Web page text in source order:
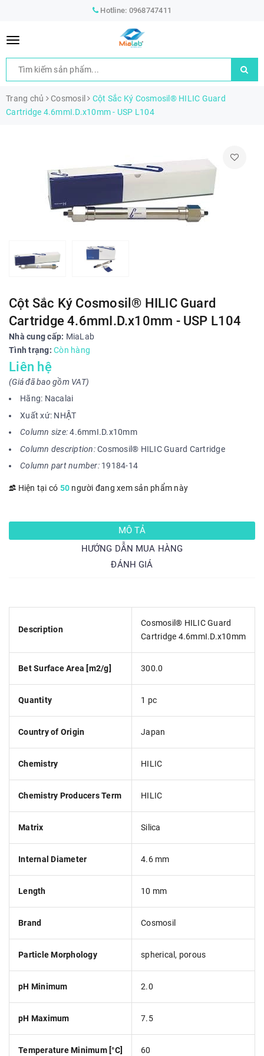
Hotline: 0968747411
Trang chủ Cosmosil
Cột Sắc Ký Cosmosil® HILIC Guard
Cartridge 4.6mmI.D.x10mm - USP L104
Cột Sắc Ký Cosmosil® HILIC Guard
Cartridge 4.6mmI.D.x10mm - USP L104
Nhà cung cấp: MiaLab
Tình trạng: Còn hàng
Liên hệ
(Giá đã bao gồm VAT)
Hãng: Nacalai
Xuất xứ: NHẬT
Column size:4.6mmI.D.x10mm
Column description:Cosmosil® HILIC Guard Cartridge
Column part number: 19184-14
Hiện tại có 50 người đang xem sản phẩm này
MÔ TẢ
HƯỚNG DẪN MUA HÀNG
ĐÁNH GIÁ
Description
Cosmosil® HILIC Guard
Cartridge 4.6mmI.D.x10mm
Bet Surface Area [m2/g] 300.0
Quantity 1 pc
Country of Origin Japan
Chemistry HILIC
Chemistry Producers Term HILIC
Matrix Silica
Internal Diameter 4.6 mm
Length 10 mm
Brand Cosmosil
Particle Morphology spherical, porous
pH Minimum 2.0
pH Maximum 7.5
Temperature Minimum [°C] 60